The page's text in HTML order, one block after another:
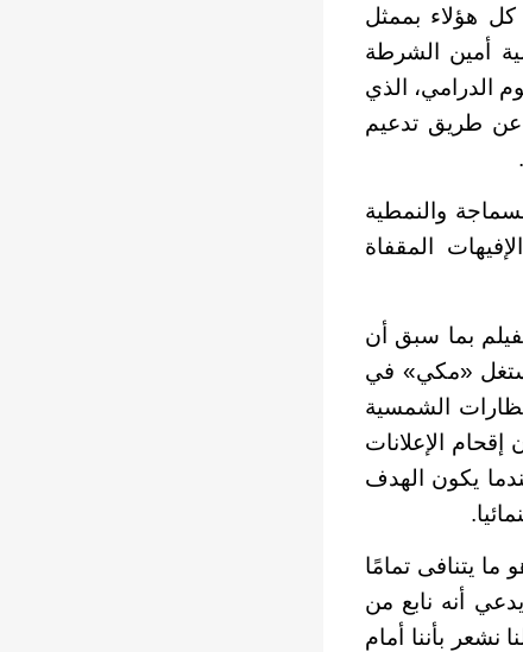
هؤلاء بممثل
أمين الشرطة
الدرامي، الذي
طريق تدعيم
والنمطية
المقفاة
بما سبق أن
«مكي» في
الشمسية
الإعلانات
يكون الهدف
يتنافى تمامًا
أنه نابع من
نشعر بأننا أمام